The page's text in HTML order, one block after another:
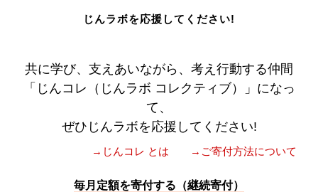
じんラボを応援してください!
共に学び、支えあいながら、考え行動する仲間
「じんコレ（じんラボ コレクティブ）」になっ
て、
ぜひじんラボを応援してください!
→じんコレ とは →ご寄付方法について
毎月定額を寄付する（継続寄付）